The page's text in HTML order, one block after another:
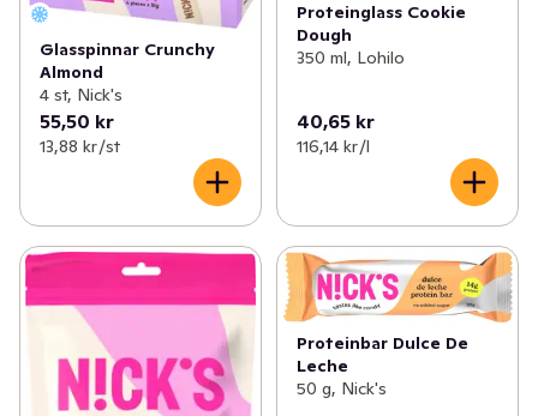
Glasspinnar Crunchy
Almond
4 st, Nick's
55,50 kr
13,88 kr /st
Proteinglass Cookie
Dough
350 ml, Lohilo
40,65 kr
116,14 kr /l
Proteinbar Dulce De
Leche
50 g, Nick's